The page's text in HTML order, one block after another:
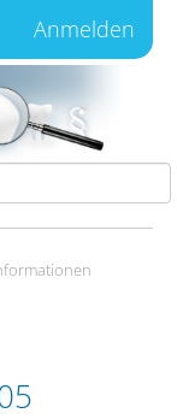
Anmelden